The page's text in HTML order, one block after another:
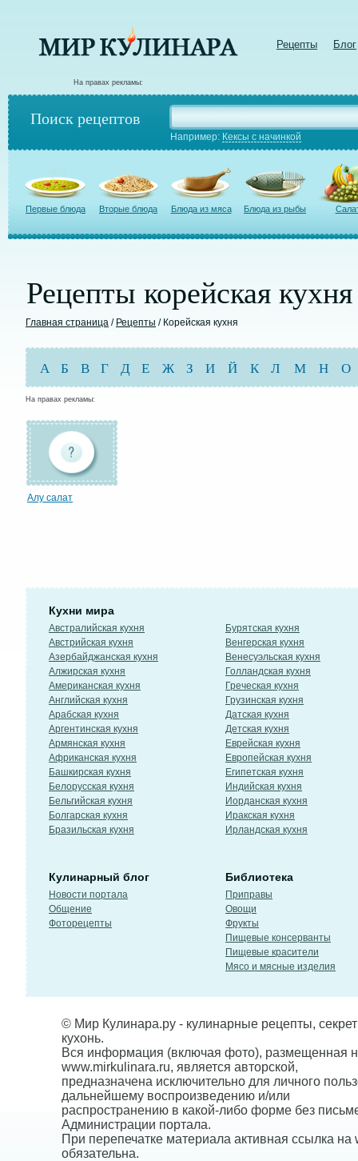
Рецепты Блог
На правах рекламы:
Поиск рецептов
Например: Кексы с начинкой
Первые блюда Вторые блюда Блюда из мяса Блюда из рыбы
Рецепты корейская кухня
Главная страница / Рецепты / Корейская кухня
А Б В Г Д Е Ж З И Й К Л М Н О
На правах рекламы:
Алу салат
Кухни мира
Австралийская кухня
Австрийская кухня
Азербайджанская кухня
Алжирская кухня
Американская кухня
Английская кухня
Арабская кухня
Аргентинская кухня
Армянская кухня
Африканская кухня
Башкирская кухня
Белорусская кухня
Бельгийская кухня
Болгарская кухня
Бразильская кухня
Бурятская кухня
Венгерская кухня
Венесуэльская кухня
Голландская кухня
Греческая кухня
Грузинская кухня
Датская кухня
Детская кухня
Еврейская кухня
Европейская кухня
Египетская кухня
Индийская кухня
Иорданская кухня
Иракская кухня
Ирландская кухня
Кулинарный блог
Новости портала
Общение
Фоторецепты
Библиотека
Приправы
Овощи
Фрукты
Пищевые консерванты
Пищевые красители
Мясо и мясные изделия
© Мир Кулинара.ру - кулинарные рецепты,
кухонь.
Вся информация (включая фото), размещенная
www.mirkulinara.ru, является авторской,
предназначена исключительно для личного
дальнейшему воспроизведению и/или
распространению в какой-либо форме без
Администрации портала.
При перепечатке материала активная ссылка на
обязательна.